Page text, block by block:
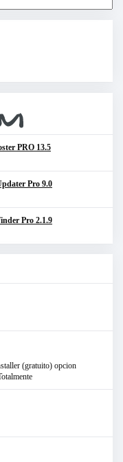
PRO 13.5
Pro 9.0
Pro 2.1.9
(gratuito) opcion